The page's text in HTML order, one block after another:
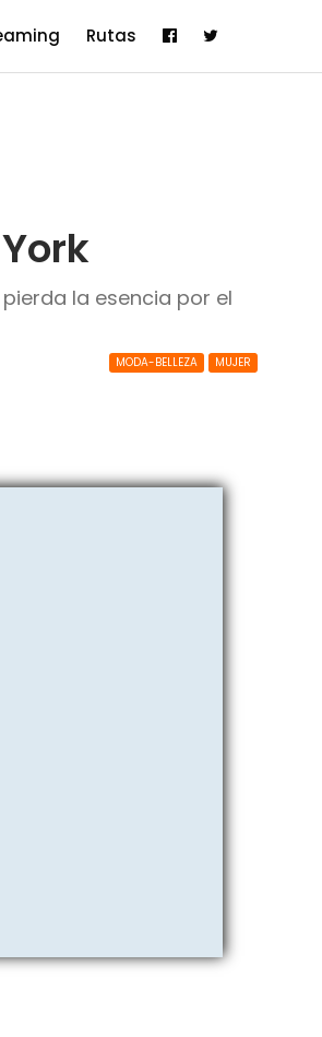
Rutas
la esencia por el
MODA-BELLEZA MUJER